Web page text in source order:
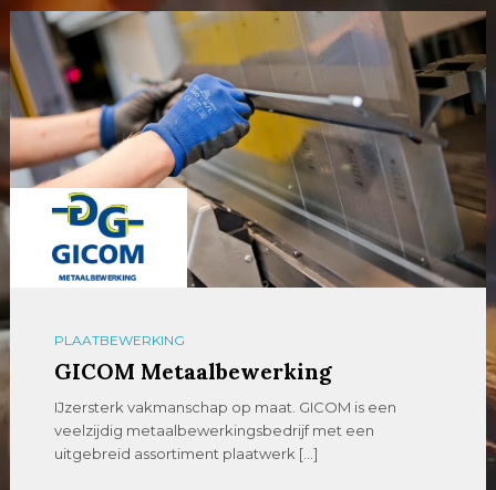
VERSPANEN
Dormac CNC Solutions
Full Service CNC Solutions Dormac CNC Solutions is al
meer dan 70 jaar dé […]